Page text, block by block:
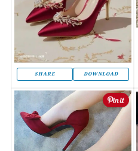
SHARE DOWNLOAD